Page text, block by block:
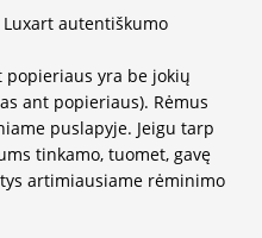
autentiškumo
yra be jokių
ant popieriaus). Rėmus
puslapyje. Jeigu tarp
tinkamo, tuomet, gavę
artimiausiame rėminimo